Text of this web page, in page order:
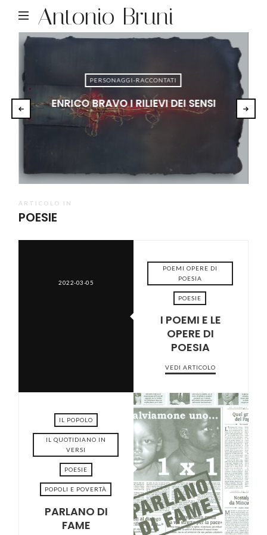
Antonio Bruni
PERSONAGGI-RACCONTATI
ENRICO BRAVO I RILIEVI DEI SENSI
ARTICOLO IN
POESIE
2022-03-05
POEMI OPERE DI
POESIA
POESIE
I POEMI E LE
OPERE DI
POESIA
VEDI ARTICOLO
2021-12-01
IL POPOLO
IL QUOTIDIANO IN
VERSI
POESIE
POPOLI E POVERTÀ
PARLANO DI
FAME